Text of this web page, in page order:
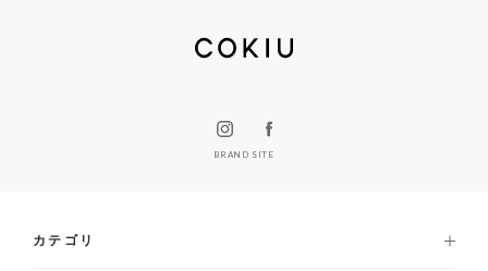
BRAND SITE
カテゴリ